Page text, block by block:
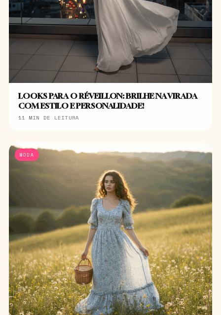
LOOKS PARA O RÉVEILLON: BRILHE NA VIRADA
COM ESTILO E PERSONALIDADE!
11 MIN DE LEITURA
MODA